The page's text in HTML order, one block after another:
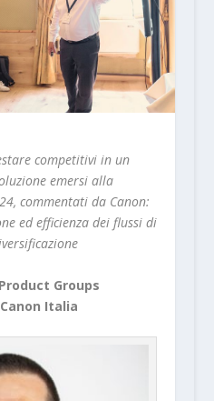
competitivi in un
emersi alla
commentati da Canon:
ed efficienza dei flussi di
Groups
Italia